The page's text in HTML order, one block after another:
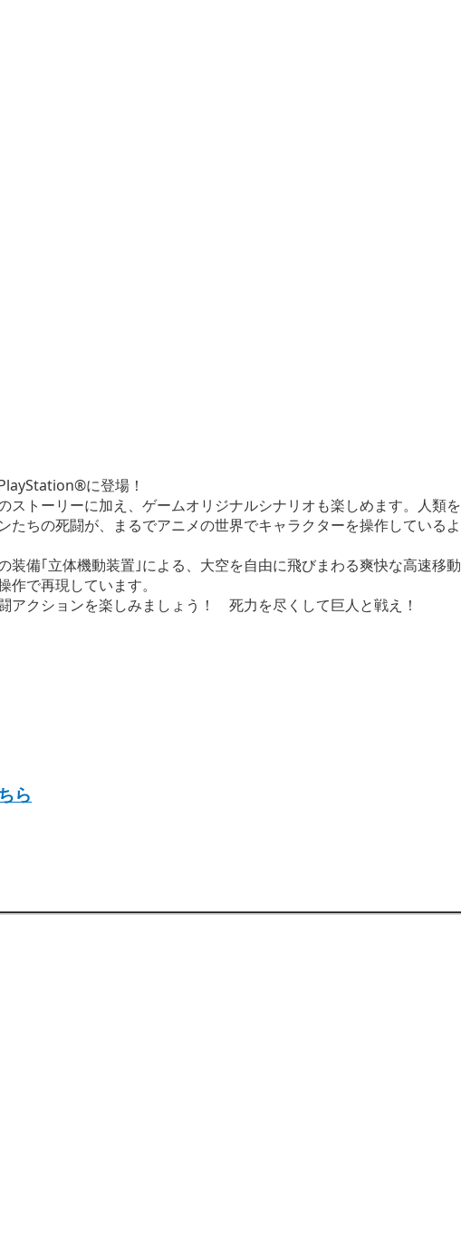
に登場！
ストーリーに加え、ゲームオリジナルシナリオも楽しめます。人類を
たちの死闘が、まるでアニメの世界でキャラクターを操作しているよ
装備｢立体機動装置｣による、大空を自由に飛びまわる爽快な高速移動
で再現しています。
アクションを楽しみましょう！ 死力を尽くして巨人と戦え！
ら